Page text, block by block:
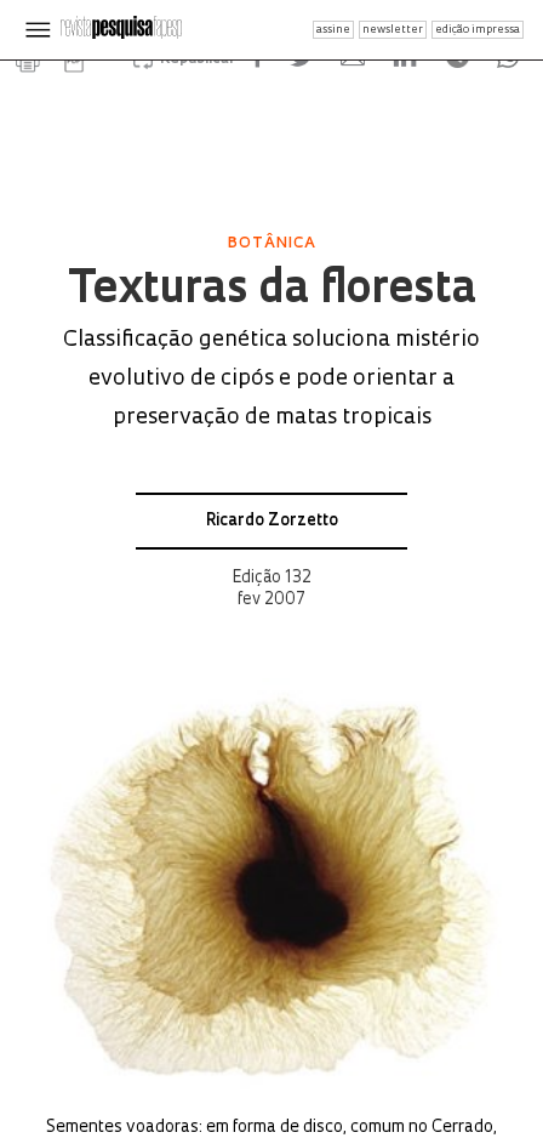
assine newsletter edição impressa
Republicar
BOTÂNICA
Texturas da floresta
Classificação genética soluciona mistério
evolutivo de cipós e pode orientar a
preservação de matas tropicais
Ricardo Zorzetto
Edição 132
fev 2007
Sementes voadoras: em forma de disco, comum no Cerrado,